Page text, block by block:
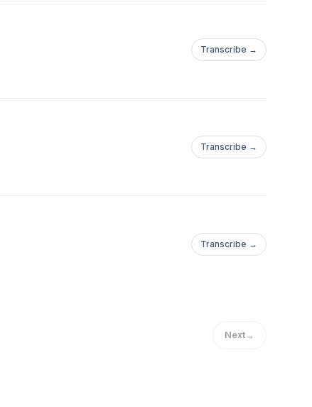
Transcribe →
Transcribe →
Transcribe →
Next→